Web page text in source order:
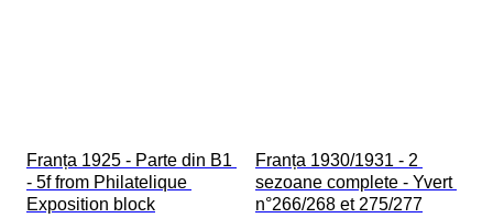
Franța 1925 - Parte din B1
- 5f from Philatelique
Exposition block
Franța 1930/1931 - 2
sezoane complete - Yvert
n°266/268 et 275/277